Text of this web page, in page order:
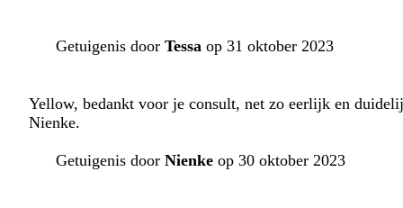
Getuigenis door Tessa op 31 oktober 2023
Yellow, bedankt voor je consult, net zo eerlijk en
Nienke.
Getuigenis door Nienke op 30 oktober 2023